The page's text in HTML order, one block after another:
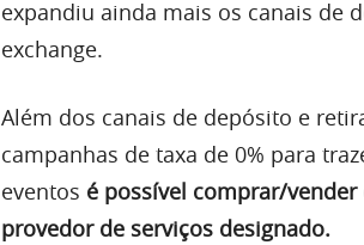
expandiu ainda mais os canais de
exchange.
Além dos canais de depósito e
campanhas de taxa de 0% para
eventos é possível comprar/
provedor de serviços designado.